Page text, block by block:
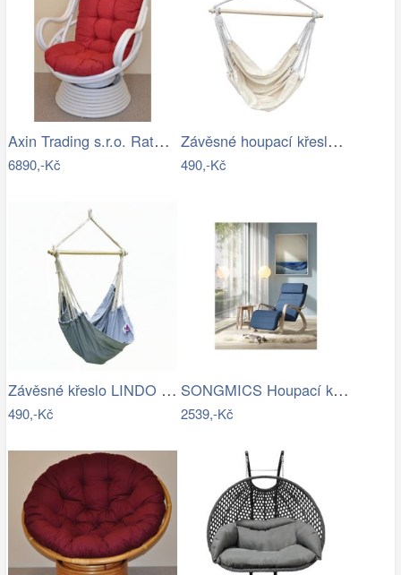
Axin Trading s.r.o. Ratanové houpací…
6890,-Kč
Závěsné houpací křeslo Cozyz béžová
490,-Kč
Závěsné křeslo LINDO NEW Tempo Kondela
490,-Kč
SONGMICS Houpací křeslo polstrované…
2539,-Kč